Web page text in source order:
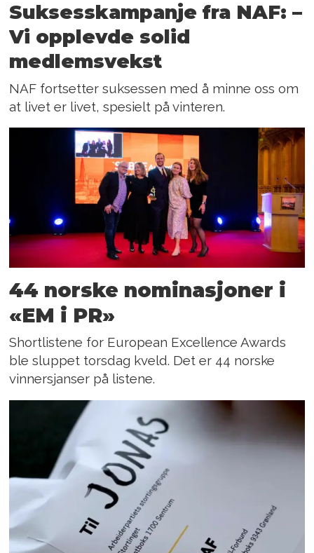
Suksesskampanje fra NAF: –
Vi opplevde solid
medlemsvekst
NAF fortsetter suksessen med å minne oss om
at livet er livet, spesielt på vinteren.
44 norske nominasjoner i
«EM i PR»
Shortlistene for European Excellence Awards
ble sluppet torsdag kveld. Det er 44 norske
vinnersjanser på listene.